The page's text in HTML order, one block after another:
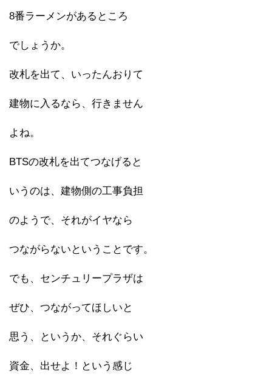
8番ラーメンがあるところ
でしょうか。
改札を出て、いったんおりて
建物に入るなら、行きません
よね。
BTSの改札を出てつなげると
いうのは、建物側の工事負担
のようで、それがイヤなら
つながらないということです。
でも、センチュリープラザは
ぜひ、つながってほしいと
思う、というか、それぐらい
資金、出せよ！という感じ